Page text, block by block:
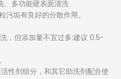
、多功能硬表面清洗
污垢有良好的分散作用。
，但添加量不宜过多:建议 0.5-
性剂组分，和其它助洗剂配合使